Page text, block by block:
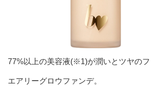
77%以上の美容液(※1)が潤いとツヤのフ
エアリーグロウファンデ。